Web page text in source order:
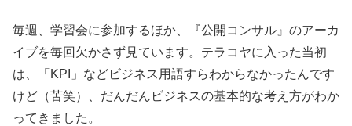
毎週、学習会に参加するほか、『公開コンサル』のアーカ
イブを毎回欠かさず見ています。テラコヤに入った当初
は、「KPI」などビジネス用語すらわからなかったんです
けど（苦笑）、だんだんビジネスの基本的な考え方がわか
ってきました。